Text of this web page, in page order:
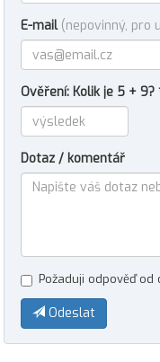
E-mail (nepovinný, pro
Ověření: Kolik je 5 + 9?
Dotaz / komentář
Požaduji odpověď od
Odeslat